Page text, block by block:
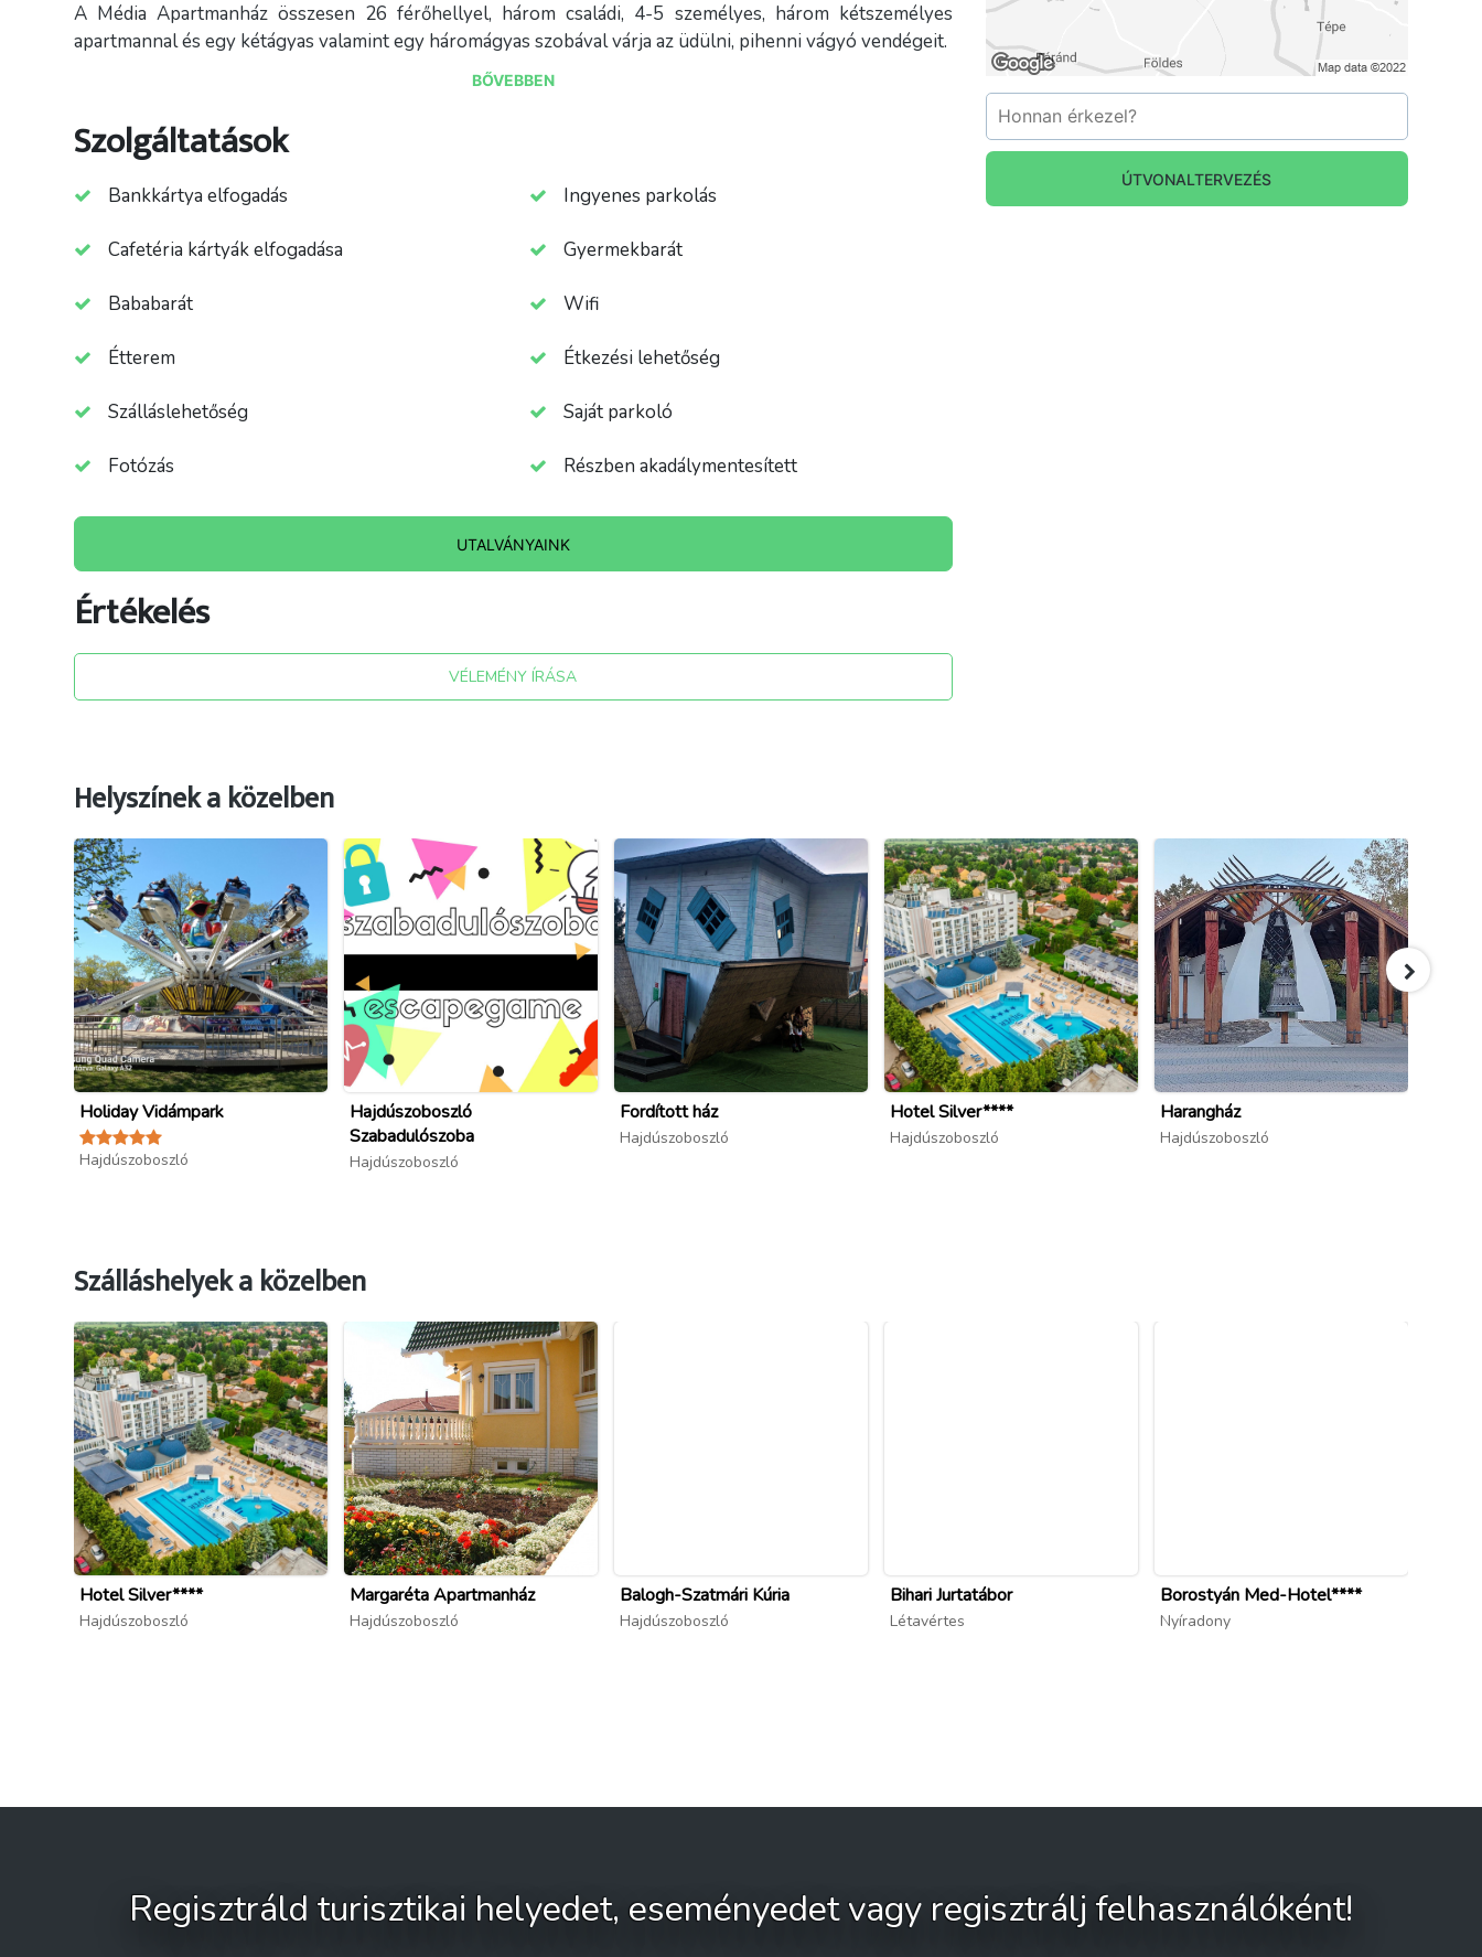
A Média Apartmanház összesen 26 férőhellyel, három családi, 4-5 személyes, három kétszemélyes
apartmannal és egy kétágyas valamint egy háromágyas szobával várja az üdülni, pihenni vágyó vendégeit.
Apartmanházunk szobáinak átépítése 2017-ben fejeződött be, így már minden apartmanunk új, modern,
állnak vendégeink rendelkezésére.
BŐVEBBEN
Szolgáltatások
Bankkártya elfogadás Ingyenes parkolás
Cafetéria kártyák elfogadása Gyermekbarát
Bababarát Wifi
Étterem Étkezési lehetőség
Szálláslehetőség Saját parkoló
Fotózás Részben akadálymentesített
UTALVÁNYAINK
Értékelés
VÉLEMÉNY ÍRÁSA
ÚTVONALTERVEZÉS
Helyszínek a közelben
Holiday Vidámpark
Hajdúszoboszló
Hajdúszoboszló
Szabadulószoba
Hajdúszoboszló
Fordított ház
Hajdúszoboszló
Hotel Silver****
Hajdúszoboszló
Harangház
Hajdúszoboszló
Szálláshelyek a közelben
Hotel Silver****
Hajdúszoboszló
Margaréta Apartmanház
Hajdúszoboszló
Balogh-Szatmári Kúria
Hajdúszoboszló
Bihari Jurtatábor
Létavértes
Borostyán Med-Hotel****
Nyíradony
Regisztráld turisztikai helyedet, eseményedet vagy regisztrálj felhasználóként!